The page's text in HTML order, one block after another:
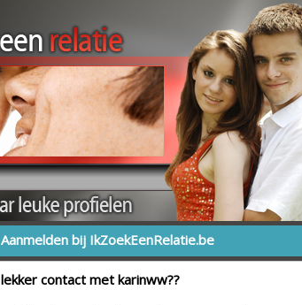
Aanmelden bij IkZoekEenRelatie.be
lekker contact met karinww??